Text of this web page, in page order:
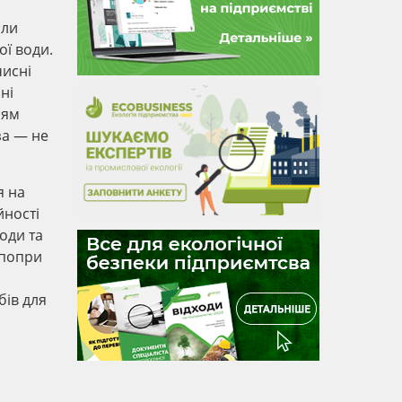
води.
— не
на
та
для